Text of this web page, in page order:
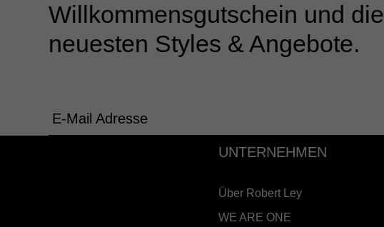
Willkommensgutschein und die
neuesten Styles & Angebote.
E-Mail Adresse
UNTERNEHMEN
Über Robert Ley
WE ARE ONE